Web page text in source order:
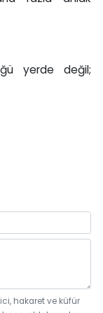
yerde değil;
hakaret ve küfür